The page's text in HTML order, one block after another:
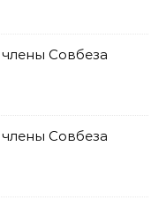
Совбеза
Совбеза